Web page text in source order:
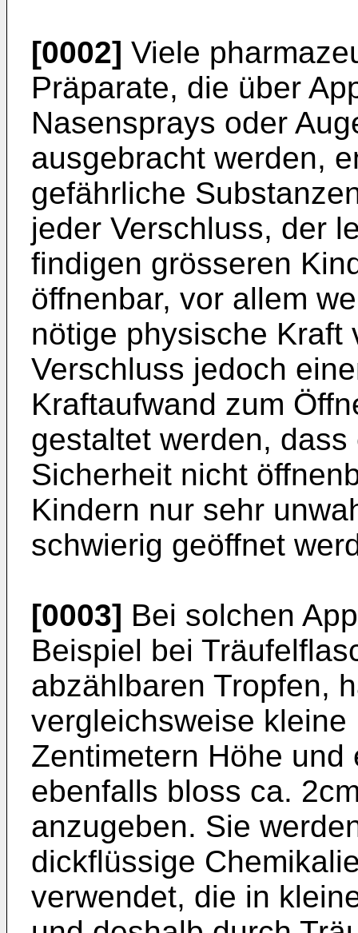
[0002] Viele
Präparate, die über
Nasensprays oder
ausgebracht werden,
gefährliche
jeder Verschluss, der
findigen grösseren
öffnenbar, vor allem
nötige physische Kraft
Verschluss jedoch
Kraftaufwand zum
gestaltet werden,
Sicherheit nicht
Kindern nur sehr
schwierig geöffnet
[0003] Bei solchen
Beispiel bei
abzählbaren Tropfen,
vergleichsweise
Zentimetern Höhe
ebenfalls bloss ca.
anzugeben. Sie
dickflüssige
verwendet, die in